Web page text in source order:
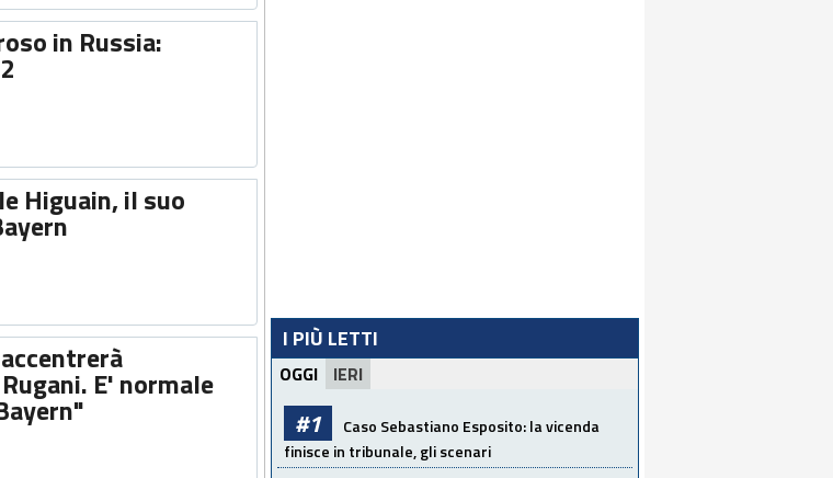
in Russia:
Higuain, il suo
E' normale
I PIÙ LETTI
OGGI IERI
#1 Caso Sebastiano Esposito: la vicenda
finisce in tribunale, gli scenari